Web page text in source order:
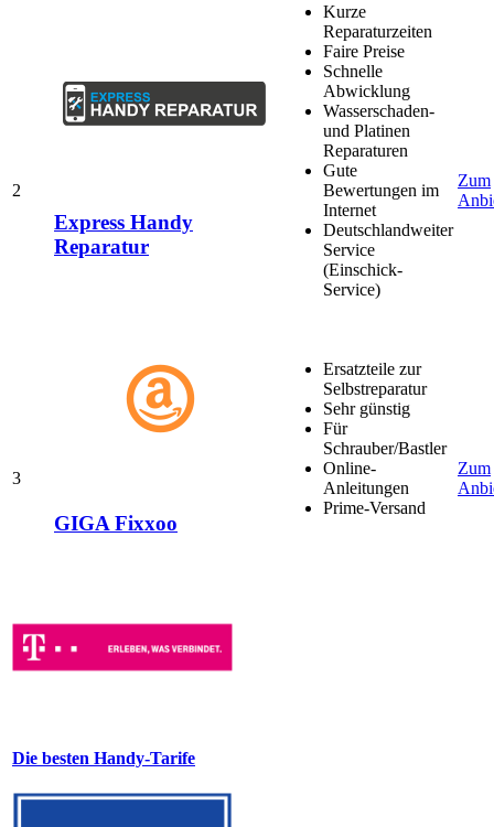
2
Express Handy
Reparatur
Kurze
Reparaturzeiten
Faire Preise
Schnelle
Abwicklung
Wasserschaden-
und Platinen
Reparaturen
Gute
Bewertungen im
Internet
Deutschlandweiter
Service
(Einschick-
Service)
Zum
3
GIGA Fixxoo
Ersatzteile zur
Selbstreparatur
Sehr günstig
Für
Schrauber/Bastler
Online-
Anleitungen
Prime-Versand
Zum
Die besten Handy-Tarife